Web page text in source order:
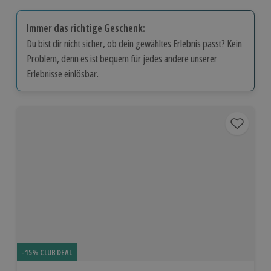
Immer das richtige Geschenk:
Du bist dir nicht sicher, ob dein gewähltes Erlebnis passt? Kein
Problem, denn es ist bequem für jedes andere unserer
Erlebnisse einlösbar.
-15% CLUB DEAL